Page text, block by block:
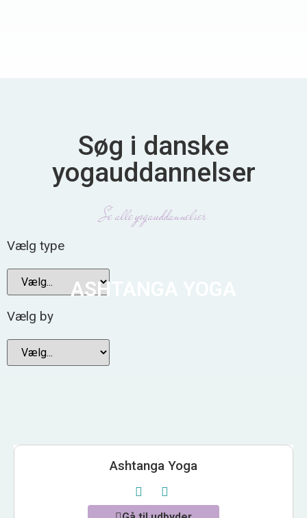
Søg i danske
yogauddannelser
Se alle yogauddannelser
Vælg type
Vælg by
ASHTANGA YOGA
Ashtanga Yoga